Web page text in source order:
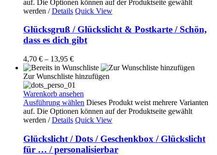
auf. Die Optionen können auf der Produktseite gewählt
werden / Details Quick View
Glücksgruß / Glückslicht & Postkarte / Schön,
dass es dich gibt
4,70 € – 13,95 €
Zur Wunschliste hinzufügen
Warenkorb ansehen
Ausführung wählen Dieses Produkt weist mehrere Varianten
auf. Die Optionen können auf der Produktseite gewählt
werden / Details Quick View
Glückslicht / Dots / Geschenkbox / Glückslicht
für … / personalisierbar